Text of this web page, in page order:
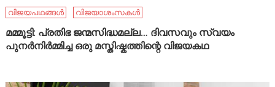
വിജയപഥങ്ങൾ
വിജയാശംസകൾ
മമ്മൂട്ടി: പ്രതിഭ ജന്മസിദ്ധമല്ല… ദിവസവും സ്വയം
പുനർനിർമ്മിച്ച ഒരു മസ്തിഷ്കത്തിന്റെ വിജയകഥ